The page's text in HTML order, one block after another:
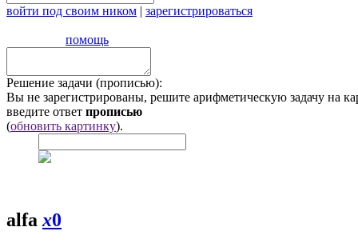
войти под своим ником | зарегистрироваться
помощь
Решение задачи (прописью):
Вы не зарегистрированы, решите арифметическую задачу на
введите ответ прописью
(обновить картинку).
alfax0